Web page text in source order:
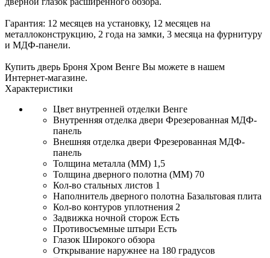
Гарантия: 12 месяцев на установку, 12 месяцев на
металлоконструкцию, 2 года на замки, 3 месяца на фурнитуру
и МДФ-панели.
Купить дверь Броня Хром Венге Вы можете в нашем
Интернет-магазине.
Характеристики
Цвет внутренней отделки Венге
Внутренняя отделка двери Фрезерованная МДФ-
панель
Внешняя отделка двери Фрезерованная МДФ-
панель
Толщина металла (ММ) 1,5
Толщина дверного полотна (ММ) 70
Кол-во стальных листов 1
Наполнитель дверного полотна Базальтовая плита
Кол-во контуров уплотнения 2
Задвижка ночной сторож Есть
Противосъемные штыри Есть
Глазок Широкого обзора
Открывание наружнее на 180 градусов